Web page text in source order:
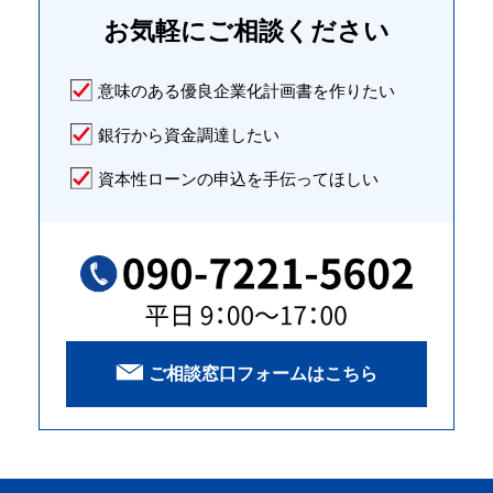
お気軽にご相談ください
意味のある優良企業化計画書を作りたい
銀行から資金調達したい
資本性ローンの申込を手伝ってほしい
ご相談窓口フォームはこちら